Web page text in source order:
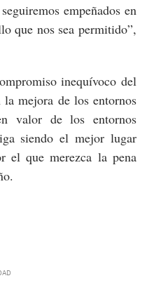
empeñados en
que nos sea permitido”,
inequívoco del
mejora de los entornos
valor de los entornos
siendo el mejor lugar
que merezca la pena